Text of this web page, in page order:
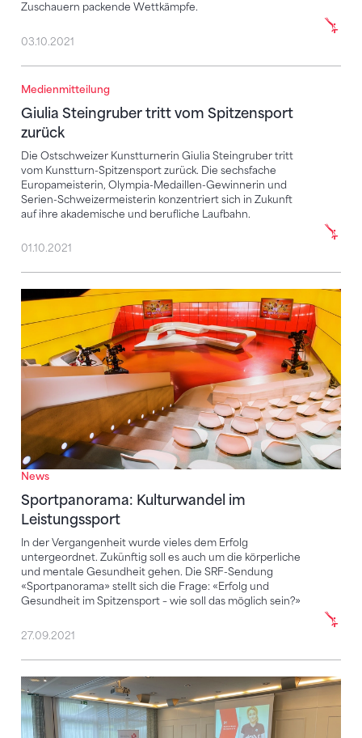
Zuschauern packende Wettkämpfe.
03.10.2021
Medienmitteilung
Giulia Steingruber tritt vom Spitzensport
zurück
Die Ostschweizer Kunstturnerin Giulia Steingruber tritt
vom Kunstturn-Spitzensport zurück. Die sechsfache
Europameisterin, Olympia-Medaillen-Gewinnerin und
Serien-Schweizermeisterin konzentriert sich in Zukunft
auf ihre akademische und berufliche Laufbahn.
Giulia Steingruber tritt vom Spitzensport zurück
01.10.2021
News
Sportpanorama: Kulturwandel im
Leistungssport
In der Vergangenheit wurde vieles dem Erfolg
untergeordnet. Zukünftig soll es auch um die körperliche
und mentale Gesundheit gehen. Die SRF-Sendung
«Sportpanorama» stellt sich die Frage: «Erfolg und
Gesundheit im Spitzensport – wie soll das möglich sein?»
Sportpanorama: Kulturwandel im Leistungssport
27.09.2021
Zukunftsorientierte Konferenzen